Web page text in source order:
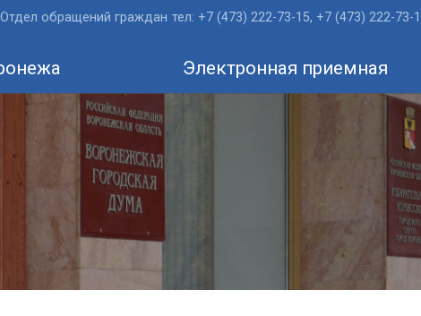
Отдел обращений граждан тел: +7 (473) 222-73-15, +7 (473) 222-73-
Электронная приемная